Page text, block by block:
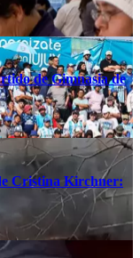
de Gimnasia de
Cristina Kirchner: